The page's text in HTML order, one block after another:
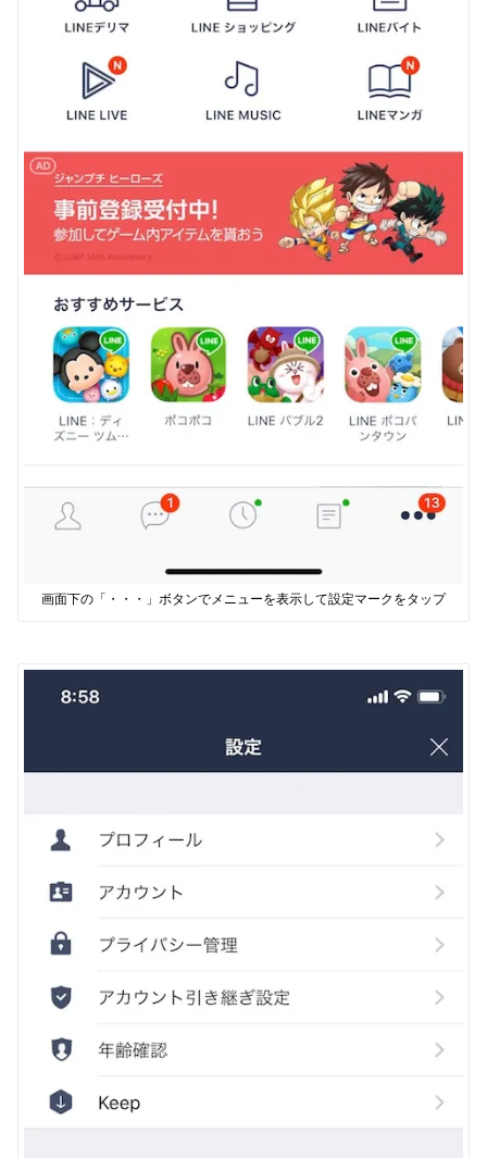
画面下の「・・・」ボタンでメニューを表示して設定マークをタップ